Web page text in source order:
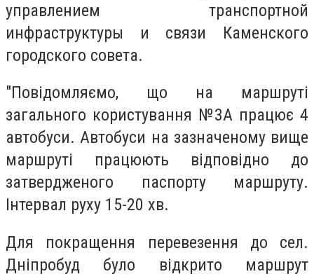
управлением транспортной
инфраструктуры и связи Каменского
городского совета.
"Повідомляємо, що на маршруті
загального користування №3А працює 4
автобуси. Автобуси на зазначеному вище
маршруті працюють відповідно до
затвердженого паспорту маршруту.
Інтервал руху 15-20 хв.
Для покращення перевезення до сел.
Дніпробуд було відкрито маршрут